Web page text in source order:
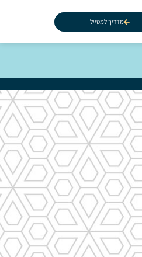
מדריך למטייל